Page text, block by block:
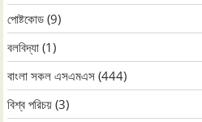
পোষ্টকোড (9)
বলবিদ্যা (1)
বাংলা সকল এসএমএস (444)
বিশ্ব পরিচয় (3)